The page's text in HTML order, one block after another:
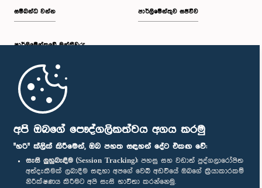
අපි ඔබගේ පෞද්ගලිකත්වය අගය කරමු
"හරි" ක්ලික් කිරීමෙන්, ඔබ පහත සඳහන් දේට එකඟ වේ:
සැසි ලුහුබැඳීම (Session Tracking): පහසු සහ වඩාත් පුද්ගලාරෝපිත
අත්දැකීමක් ලබාදීම සඳහා අපගේ වෙබ් අඩවියේ ඔබගේ ක්‍රියාකාරකම්
නිරීක්ෂණය කිරීමට අපි සැසි භාවිතා කරන්නෙමු.
සම්බන්ධ වන්න
පාර්ලි‌මේන්තුවේ මන්ත්‍රීවරු
මුල් පිටුව
පාර්ලිමේන්තුව සජීවීව
පාර්ලිමේන්තු ජංගම යෙදුම